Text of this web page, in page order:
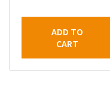
ADD TO
CART